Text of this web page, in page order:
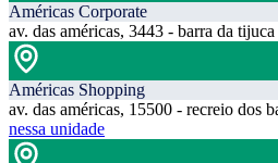
Américas Corporate
av. das américas, 3443 - barra da
Américas Shopping
av. das américas, 15500 - recreio dos
nessa unidade